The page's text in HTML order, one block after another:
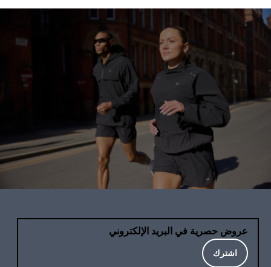
عروض حصرية في البريد الإلكتروني
اشترك